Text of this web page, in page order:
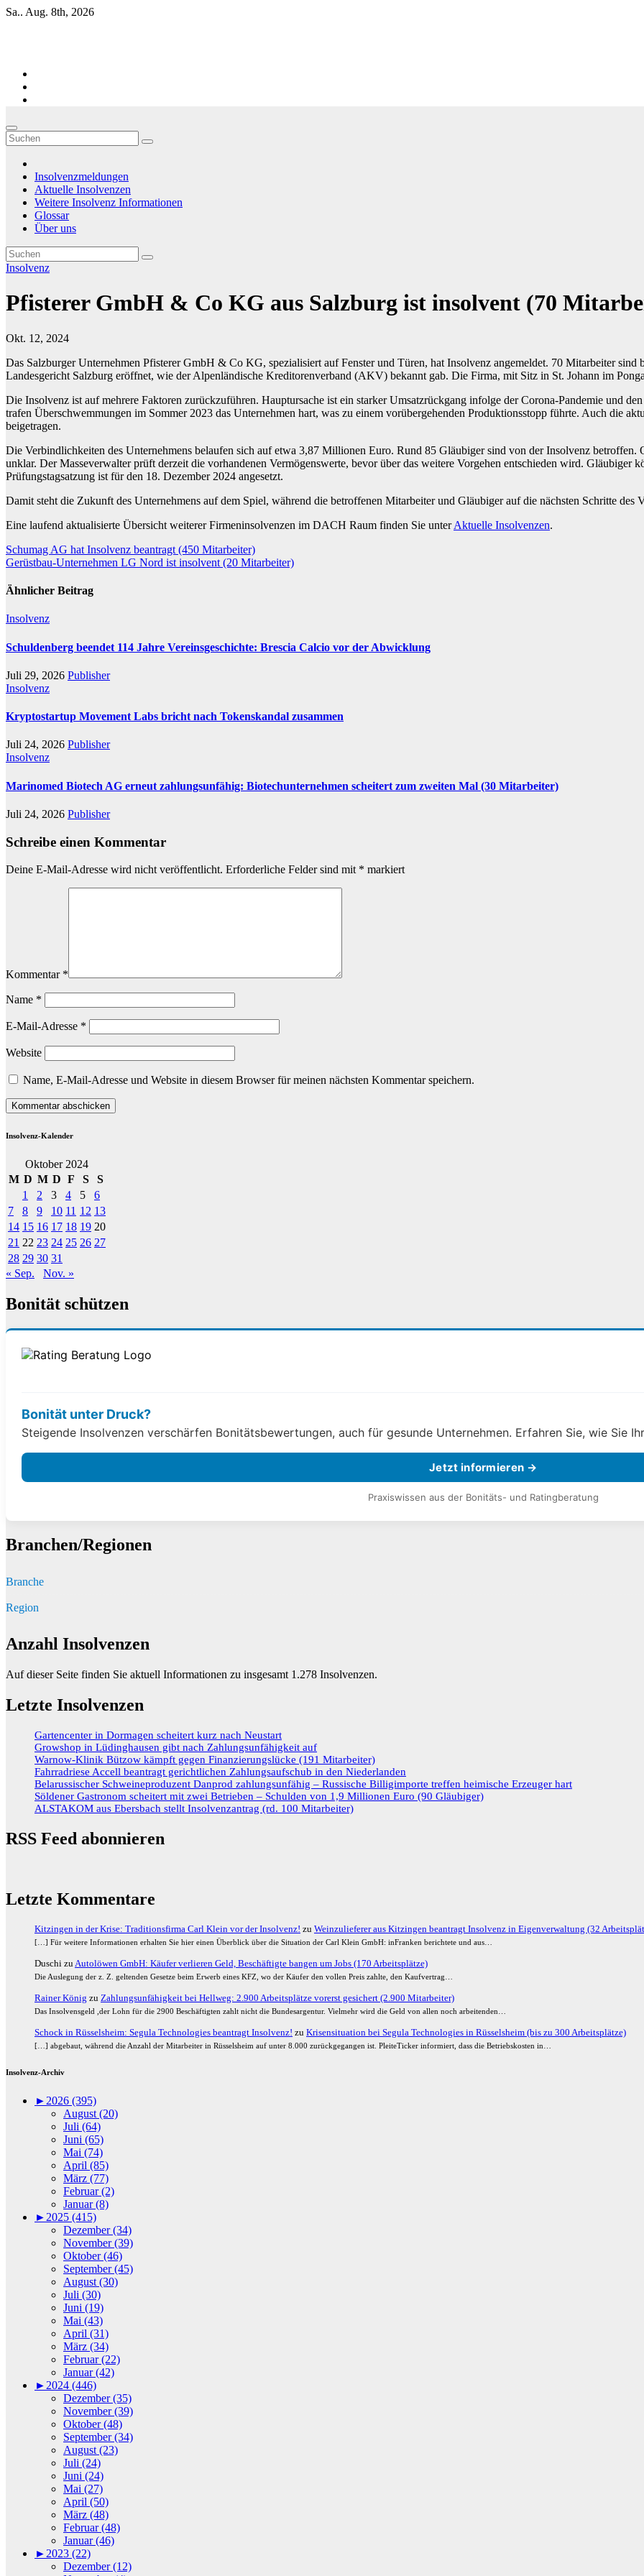
Zum
Sa.. Aug. 8th, 2026
Insolvenzmeldungen
Aktuelle Insolvenzen
Weitere Insolvenz Informationen
Glossar
Über uns
Insolvenz
Pfisterer GmbH & Co KG aus Salzburg ist insolvent (70
Okt. 12, 2024
Das Salzburger Unternehmen Pfisterer GmbH & Co KG, spezialisiert auf Fenster und Türen, hat Insolvenz angemeldet. 70 Mitarbeiter
Landesgericht Salzburg eröffnet, wie der Alpenländische Kreditorenverband (AKV) bekannt gab. Die Firma, mit Sitz in St. Johann im
Die Insolvenz ist auf mehrere Faktoren zurückzuführen. Hauptursache ist ein starker Umsatzrückgang infolge der Corona-Pandemie und
trafen Überschwemmungen im Sommer 2023 das Unternehmen hart, was zu einem vorübergehenden Produktionsstopp führte. Auch die
beigetragen.
Die Verbindlichkeiten des Unternehmens belaufen sich auf etwa 3,87 Millionen Euro. Rund 85 Gläubiger sind von der Insolvenz
unklar. Der Masseverwalter prüft derzeit die vorhandenen Vermögenswerte, bevor über das weitere Vorgehen entschieden wird. Gläubiger
Prüfungstagsatzung ist für den 18. Dezember 2024 angesetzt.
Damit steht die Zukunft des Unternehmens auf dem Spiel, während die betroffenen Mitarbeiter und Gläubiger auf die nächsten Schritte des
Eine laufend aktualisierte Übersicht weiterer Firmeninsolvenzen im DACH Raum finden Sie unterAktuelle Insolvenzen.
Beitragsnavigation
Schumag AG hat Insolvenz beantragt (450 Mitarbeiter)
Gerüstbau-Unternehmen LG Nord ist insolvent (20 Mitarbeiter)
Ähnlicher Beitrag
Insolvenz
Schuldenberg beendet 114 Jahre Vereinsgeschichte: Brescia Calcio vor der Abwicklung
Juli 29, 2026 Publisher
Insolvenz
Kryptostartup Movement Labs bricht nach Tokenskandal zusammen
Juli 24, 2026 Publisher
Insolvenz
Marinomed Biotech AG erneut zahlungsunfähig: Biotechunternehmen scheitert zum zweiten Mal (30 Mitarbeiter)
Juli 24, 2026 Publisher
Schreibe einen Kommentar
Deine E-Mail-Adresse wird nicht veröffentlicht. Erforderliche Felder sind mit * markiert
Kommentar *
Name *
E-Mail-Adresse *
Website
Name, E-Mail-Adresse und Website in diesem Browser für meinen nächsten Kommentar speichern.
Insolvenz-Kalender
Oktober 2024
M D M D F S
S
1
2 3 4 5
6
7
8 9 10 11 12 13
14 15 16 17 18 19 20
21 22 23 24 25 26 27
28 29 30 31
« Sep.
Nov. »
Bonität schützen
Bonität unter Druck?
Steigende Insolvenzen verschärfen Bonitätsbewertungen, auch für gesunde Unternehmen. Erfahren Sie, wie Sie
Jetzt informieren →
Praxiswissen aus der Bonitäts- und Ratingberatung
Branchen/Regionen
Branche
Region
Anzahl Insolvenzen
Auf dieser Seite finden Sie aktuell Informationen zu insgesamt 1.278 Insolvenzen.
Letzte Insolvenzen
Gartencenter in Dormagen scheitert kurz nach Neustart
Growshop in Lüdinghausen gibt nach Zahlungsunfähigkeit auf
Warnow-Klinik Bützow kämpft gegen Finanzierungslücke (191 Mitarbeiter)
Fahrradriese Accell beantragt gerichtlichen Zahlungsaufschub in den Niederlanden
Belarussischer Schweineproduzent Danprod zahlungsunfähig – Russische Billigimporte treffen heimische Erzeuger hart
Söldener Gastronom scheitert mit zwei Betrieben – Schulden von 1,9 Millionen Euro (90 Gläubiger)
ALSTAKOM aus Ebersbach stellt Insolvenzantrag (rd. 100 Mitarbeiter)
RSS Feed abonnieren
Letzte Kommentare
Kitzingen in der Krise: Traditionsfirma Carl Klein vor der Insolvenz! zu Weinzulieferer aus Kitzingen beantragt Insolvenz in Eigenverwaltung (32
[…] Für weitere Informationen erhalten Sie hier einen Überblick über die Situation der Carl Klein GmbH: inFranken berichtete und aus…
Duschi zuAutolöwen GmbH: Käufer verlieren Geld, Beschäftigte bangen um Jobs (170 Arbeitsplätze)
Die Auslegung der z. Z. geltenden Gesetze beim Erwerb eines KFZ, wo der Käufer den vollen Preis zahlte, den Kaufvertrag…
Rainer König zu Zahlungsunfähigkeit bei Hellweg: 2.900 Arbeitsplätze vorerst gesichert (2.900 Mitarbeiter)
Das Insolvensgeld ,der Lohn für die 2900 Beschäftigten zahlt nicht die Bundesargentur. Vielmehr wird die Geld von allen noch arbeitenden…
Schock in Rüsselsheim: Segula Technologies beantragt Insolvenz! zu Krisensituation bei Segula Technologies in Rüsselsheim (bis zu 300 Arbeitsplätze)
[…] abgebaut, während die Anzahl der Mitarbeiter in Rüsselsheim auf unter 8.000 zurückgegangen ist. PleiteTicker informiert, dass die Betriebskosten in…
Insolvenz-Archiv
► 2026 (395)
August (20)
Juli (64)
Juni (65)
Mai (74)
April (85)
März (77)
Februar (2)
Januar (8)
► 2025 (415)
Dezember (34)
November (39)
Oktober (46)
September (45)
August (30)
Juli (30)
Juni (19)
Mai (43)
April (31)
März (34)
Februar (22)
Januar (42)
► 2024 (446)
Dezember (35)
November (39)
Oktober (48)
September (34)
August (23)
Juli (24)
Juni (24)
Mai (27)
April (50)
März (48)
Februar (48)
Januar (46)
► 2023 (22)
Dezember (12)